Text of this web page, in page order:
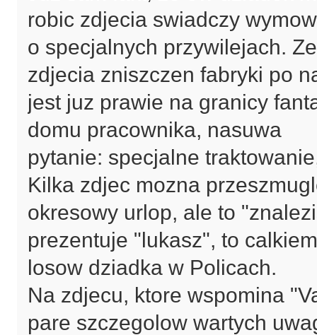
robic zdjecia swiadczy
o specjalnych przywilejach.
zdjecia zniszczen fabryki po
jest juz prawie na granicy
domu pracownika, nasuwa
pytanie: specjalne
Kilka zdjec mozna
okresowy urlop, ale to
prezentuje "lukasz", to
losow dziadka w Policach.
Na zdjecu, ktore wspomina
pare szczegolow wartych